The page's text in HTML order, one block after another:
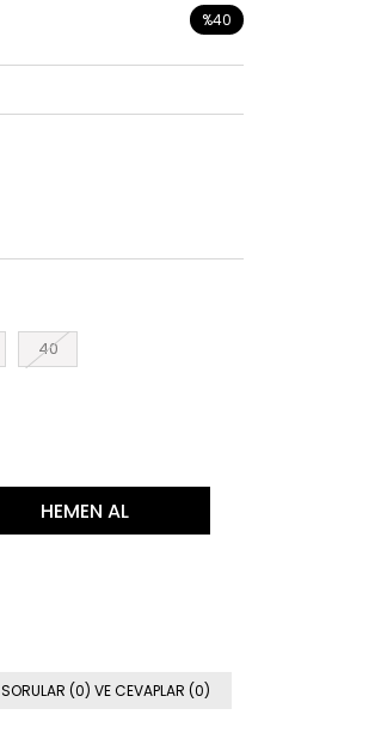
%40
40
SORULAR (0) VE CEVAPLAR (0)